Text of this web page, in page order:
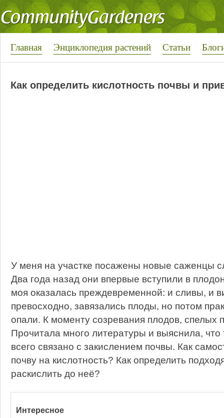
Главная Энциклопедия растений Статьи
Как определить кислотность почвы и
У меня на участке посажены новые саженцы
Два года назад они впервые вступили в
моя оказалась преждевременной: и сливы, и
превосходно, завязались плоды, но потом
опали. К моменту созревания плодов, спелых
Прочитала много литературы и выяснила, что
всего связано с закислением почвы. Как
почву на кислотность? Как определить
раскислить до неё?
Интересное